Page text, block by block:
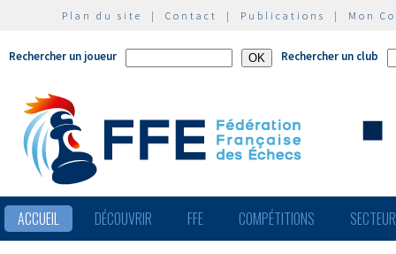
Plan du site | Contact | Publications | Mon
Rechercher un joueur Rechercher un club
ACCUEIL DÉCOUVRIR FFE COMPÉTITIONS